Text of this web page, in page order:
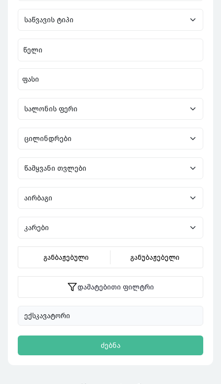
წელი
ფასი
განბაჟებული განუბაჟებელი
დამატებითი ფილტრი
ძებნა